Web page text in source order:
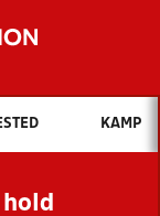
du søge efter?
NYHEDER
OG
KAMP